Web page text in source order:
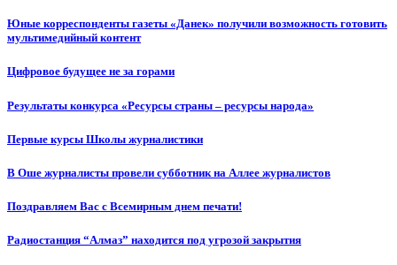
Юные корреспонденты газеты «Данек» получили возможность готовить
мультимедийный контент
Цифровое будущее не за горами
Результаты конкурса «Ресурсы страны – ресурсы народа»
Первые курсы Школы журналистики
В Оше журналисты провели субботник на Аллее журналистов
Поздравляем Вас с Всемирным днем печати!
Радиостанция “Алмаз” находится под угрозой закрытия